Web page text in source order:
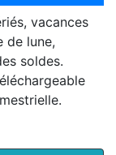
vacances
de lune,
soldes.